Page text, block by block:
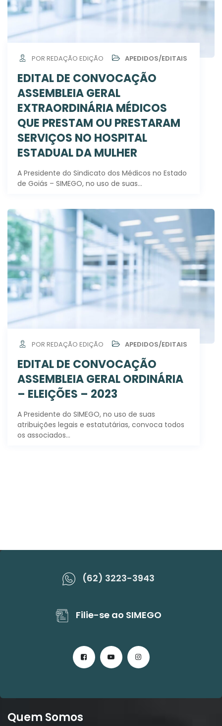
POR REDAÇÃO EDIÇÃO APEDIDOS/EDITAIS
EDITAL DE CONVOCAÇÃO
ASSEMBLEIA GERAL
EXTRAORDINÁRIA MÉDICOS
QUE PRESTAM OU PRESTARAM
SERVIÇOS NO HOSPITAL
ESTADUAL DA MULHER
A Presidente do Sindicato dos Médicos no Estado
de Goiás – SIMEGO, no uso de suas…
POR REDAÇÃO EDIÇÃO APEDIDOS/EDITAIS
EDITAL DE CONVOCAÇÃO
ASSEMBLEIA GERAL ORDINÁRIA
– ELEIÇÕES – 2023
A Presidente do SIMEGO, no uso de suas
atribuições legais e estatutárias, convoca todos
os associados…
(62) 3223-3943
Filie-se ao SIMEGO
Quem Somos